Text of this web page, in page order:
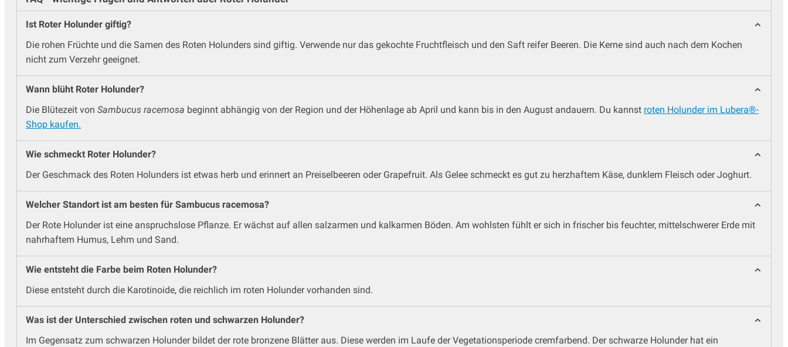
Ist Roter Holunder giftig?
Die rohen Früchte und die Samen des Roten Holunders sind giftig. Verwende nur das gekochte Fruchtfleisch und den Saft reifer Beeren. Die Kerne sind auch nach dem Kochen
nicht zum Verzehr geeignet.
Wann blüht Roter Holunder?
Die Blütezeit von Sambucus racemosa beginnt abhängig von der Region und der Höhenlage ab April und kann bis in den August andauern. Du kannst roten Holunder im Lubera®-
Shop kaufen.
Wie schmeckt Roter Holunder?
Der Geschmack des Roten Holunders ist etwas herb und erinnert an Preiselbeeren oder Grapefruit. Als Gelee schmeckt es gut zu herzhaftem Käse, dunklem Fleisch oder Joghurt.
Welcher Standort ist am besten für Sambucus racemosa?
Der Rote Holunder ist eine anspruchslose Pflanze. Er wächst auf allen salzarmen und kalkarmen Böden. Am wohlsten fühlt er sich in frischer bis feuchter, mittelschwerer Erde mit
nahrhaftem Humus, Lehm und Sand.
Wie entsteht die Farbe beim Roten Holunder?
Diese entsteht durch die Karotinoide, die reichlich im roten Holunder vorhanden sind.
Was ist der Unterschied zwischen roten und schwarzen Holunder?
Im Gegensatz zum schwarzen Holunder bildet der rote bronzene Blätter aus. Diese werden im Laufe der Vegetationsperiode cremfarbend. Der schwarze Holunder hat ein